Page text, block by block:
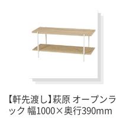
【軒先渡し】萩原 オープンラ
ック 幅1000×奥行390mm